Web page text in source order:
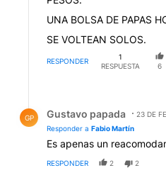
UNA BOLSA DE PAPAS
SE VOLTEAN SOLOS.
RESPONDER
1
RESPUESTA
6
GP Gustavo papada
23 DE
Responder a Fabio Martín
Es apenas un
RESPONDER 2 2